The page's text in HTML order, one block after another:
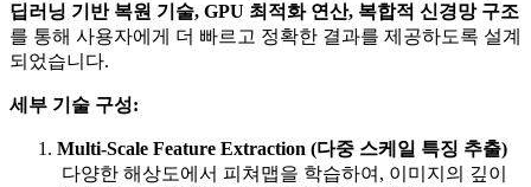
딥러닝 기반 복원 기술, GPU 최적화 연산, 복합적 신경망 구조
를 통해 사용자에게 더 빠르고 정확한 결과를 제공하도록 설계
되었습니다.
세부 기술 구성:
Multi-Scale Feature Extraction (다중 스케일 특징 추출)
다양한 해상도에서 피쳐맵을 학습하여, 이미지의 깊이